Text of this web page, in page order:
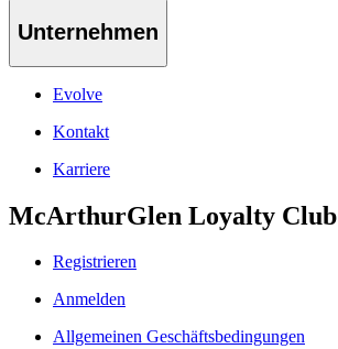
Unternehmen
Evolve
Kontakt
Karriere
McArthurGlen Loyalty Club
Registrieren
Anmelden
Allgemeinen Geschäftsbedingungen